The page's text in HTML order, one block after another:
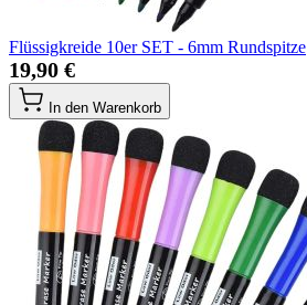
Flüssigkreide 10er SET - 6mm Rundspitze
19,90 €
In den Warenkorb